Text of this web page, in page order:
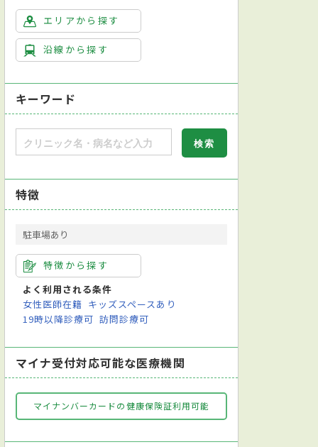
エリアから探す
沿線から探す
キーワード
特徴
駐車場あり
特徴から探す
よく利用される条件
女性医師在籍 キッズスペースあり
19時以降診療可 訪問診療可
マイナ受付対応可能な医療機関
マイナンバーカードの健康保険証利用可能